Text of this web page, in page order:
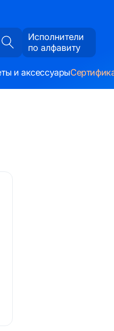
Исполнители
по алфавиту
и аксессуары